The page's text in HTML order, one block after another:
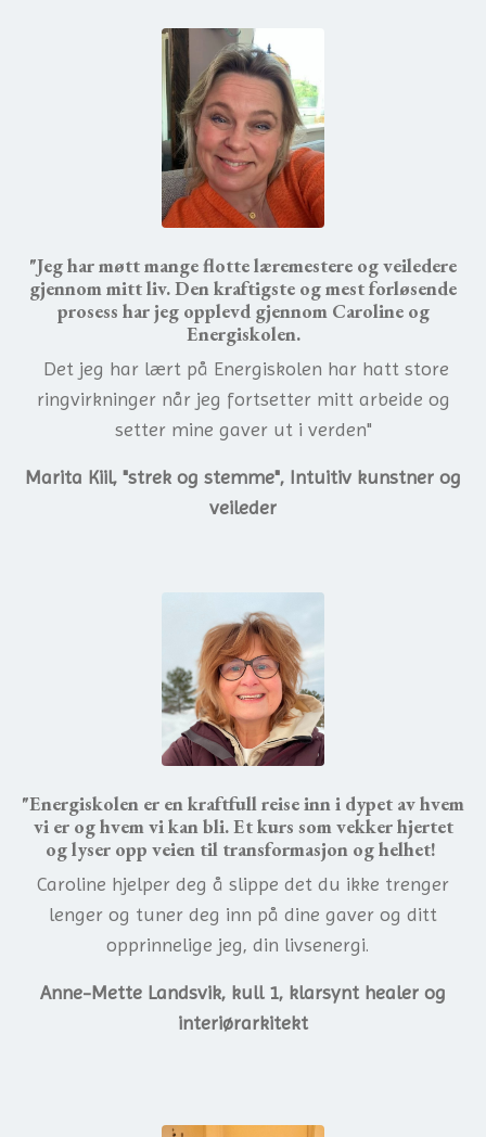
"Jeg har møtt mange flotte læremestere og veiledere
gjennom mitt liv. Den kraftigste og mest forløsende
prosess har jeg opplevd gjennom Caroline og
Energiskolen.
Det jeg har lært på Energiskolen har hatt store
ringvirkninger når jeg fortsetter mitt arbeide og
setter mine gaver ut i verden"
Marita Kiil, "strek og stemme", Intuitiv kunstner og
veileder
"Energiskolen er en kraftfull reise inn i dypet av hvem
vi er og hvem vi kan bli. Et kurs som vekker hjertet
og lyser opp veien til transformasjon og helhet!
Caroline hjelper deg å slippe det du ikke trenger
lenger og tuner deg inn på dine gaver og ditt
opprinnelige jeg, din livsenergi.
Anne-Mette Landsvik, kull 1, klarsynt healer og
interiørarkitekt